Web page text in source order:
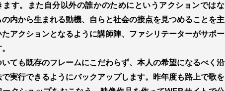
ます。また自分以外の誰かのためにというアクションではな
の内から生まれる動機、自らと社会の接点を見つめることを主
たアクションとなるように講師陣、ファシリテーターがサポー
いても既存のフレームにこだわらず、本人の希望になるべく沿
で実行できるようにバックアップします。昨年度も路上で歌を